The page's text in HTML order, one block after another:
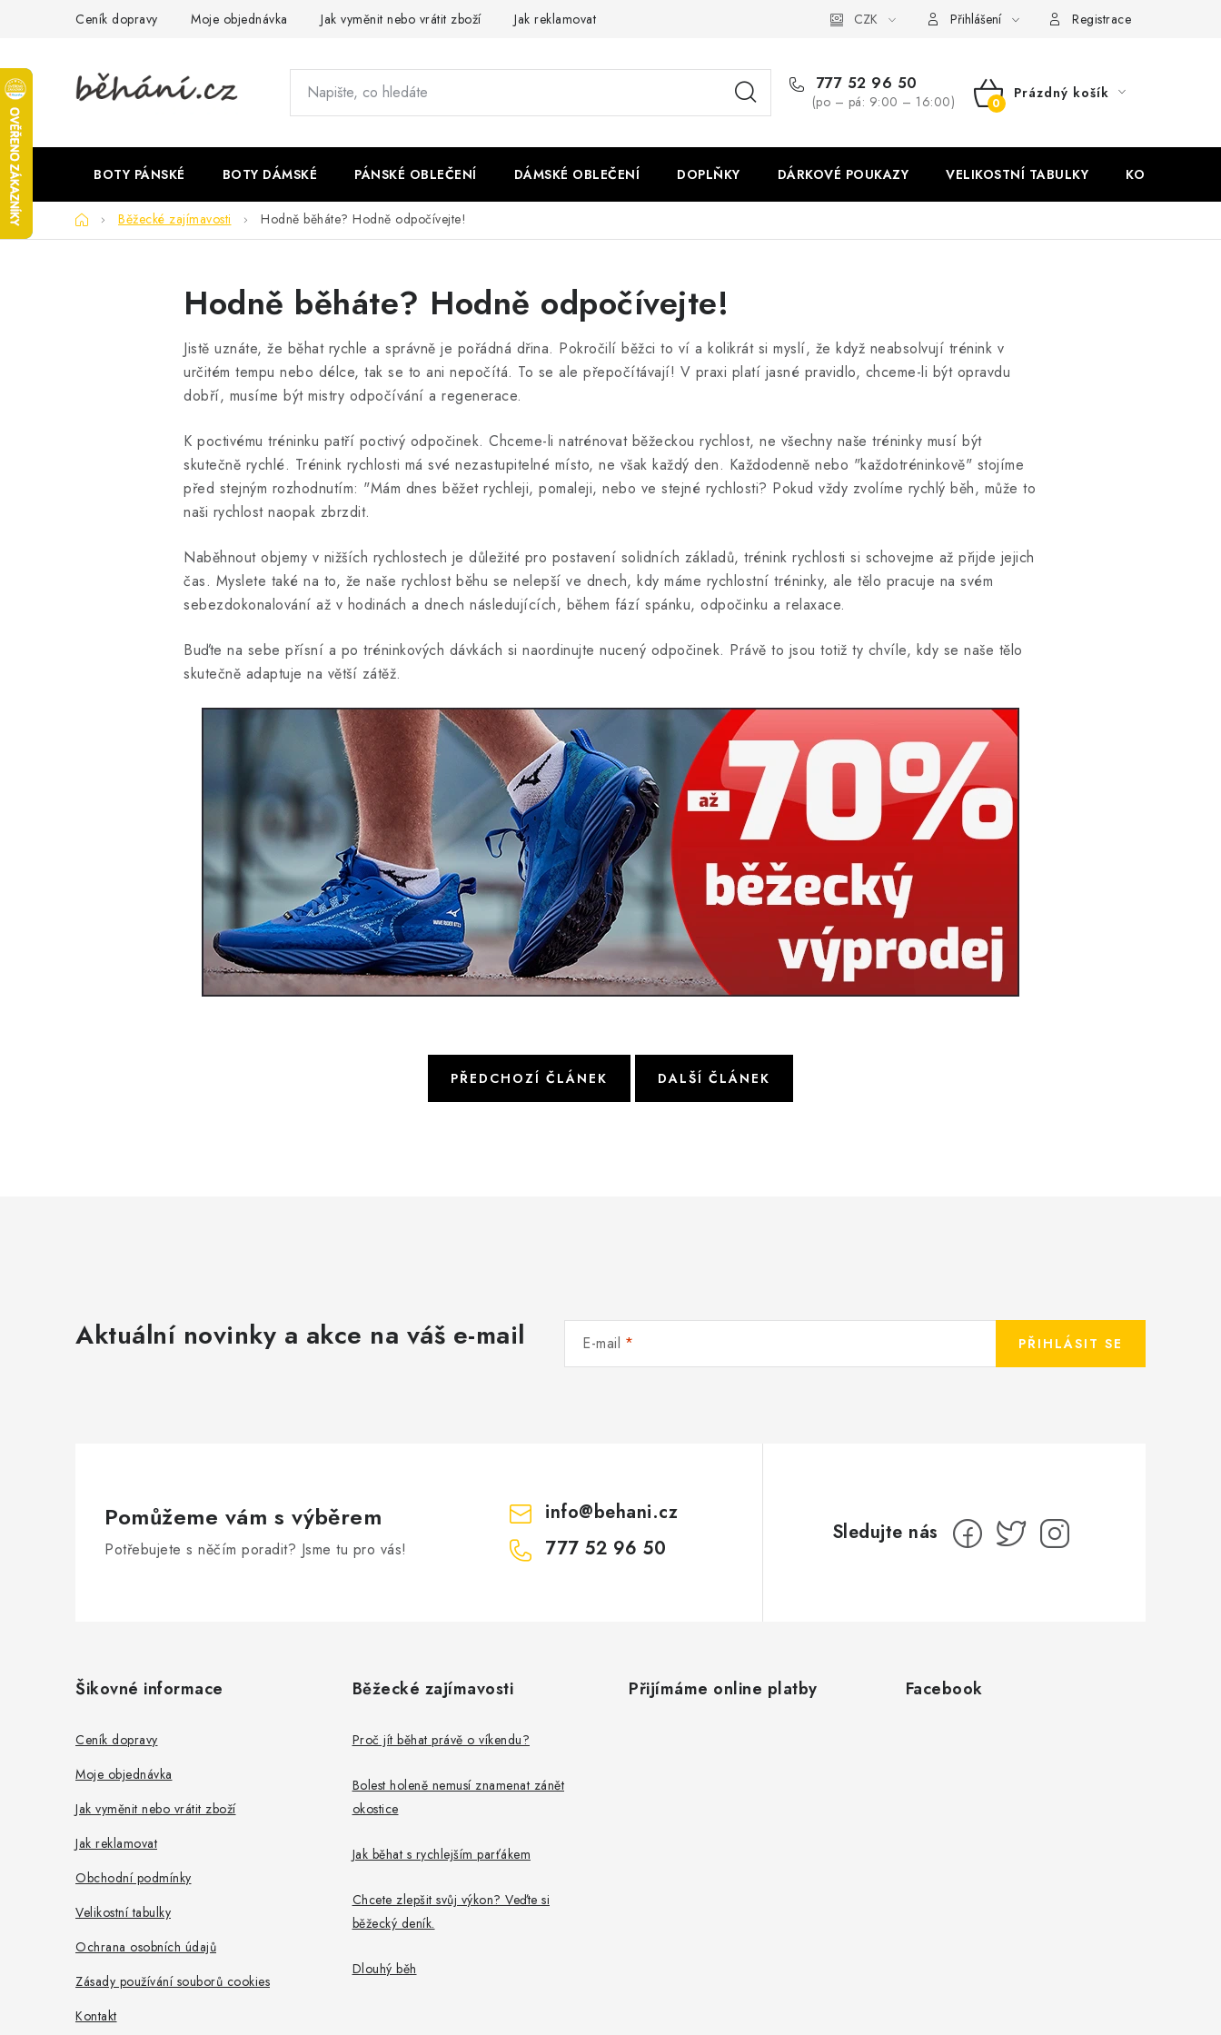
Ceník dopravy Moje objednávka Jak vyměnit nebo vrátit zboží Jak reklamovat Velikostní tabulky Ochrana osobních údajů Zásady používání
CZK Přihlášení Registrace
777 52 96 50
(po – pá: 9:00 – 16:00)
NÁKUPNÍ
Prázdný košík
BOTY PÁNSKÉ BOTY DÁMSKÉ PÁNSKÉ OBLEČENÍ DÁMSKÉ OBLEČENÍ DOPLŇKY DÁRKOVÉ POUKAZY VELIKOSTNÍ TABULKY KONTAKT
DomůBěžecké zajímavosti Hodně běháte? Hodně odpočívejte!
Hodně běháte? Hodně odpočívejte!
Jistě uznáte, že běhat rychle a správně je pořádná dřina. Pokročilí běžci to ví a kolikrát si myslí, že když neabsolvují trénink v
určitém tempu nebo délce, tak se to ani nepočítá. To se ale přepočítávají! V praxi platí jasné pravidlo, chceme-li být opravdu
dobří, musíme být mistry odpočívání a regenerace.
K poctivému tréninku patří poctivý odpočinek. Chceme-li natrénovat běžeckou rychlost, ne všechny naše tréninky musí být
skutečně rychlé. Trénink rychlosti má své nezastupitelné místo, ne však každý den. Každodenně nebo "každotréninkově" stojíme
před stejným rozhodnutím: "Mám dnes běžet rychleji, pomaleji, nebo ve stejné rychlosti? Pokud vždy zvolíme rychlý běh, může to
naši rychlost naopak zbrzdit.
Naběhnout objemy v nižších rychlostech je důležité pro postavení solidních základů, trénink rychlosti si schovejme až přijde jejich
čas. Myslete také na to, že naše rychlost běhu se nelepší ve dnech, kdy máme rychlostní tréninky, ale tělo pracuje na svém
sebezdokonalování až v hodinách a dnech následujících, během fází spánku, odpočinku a relaxace.
Buďte na sebe přísní a po tréninkových dávkách si naordinujte nucený odpočinek. Právě to jsou totiž ty chvíle, kdy se naše tělo
skutečně adaptuje na větší zátěž.
PŘEDCHOZÍ ČLÁNEK DALŠÍ ČLÁNEK
Aktuální novinky a akce na váš e-mail E-mail PŘIHLÁSIT SE
Pomůžeme vám s výběrem
Potřebujete s něčím poradit? Jsme tu pro vás!
info@behani.cz
777 52 96 50
Šikovné informace
Ceník dopravy
Moje objednávka
Jak vyměnit nebo vrátit zboží
Jak reklamovat
Obchodní podmínky
Velikostní tabulky
Ochrana osobních údajů
Zásady používání souborů cookies
Kontakt
Běžecké zajímavosti
Proč jít běhat právě o víkendu?
Bolest holeně nemusí znamenat zánět
okostice
Jak běhat s rychlejším parťákem
Chcete zlepšit svůj výkon? Veďte si
běžecký deník.
Dlouhý běh
Přijímáme online platby Facebook